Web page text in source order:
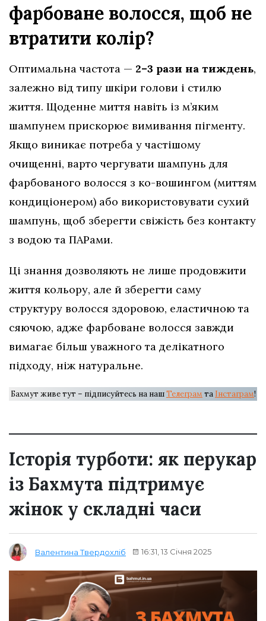
фарбоване волосся, щоб не
втратити колір?
Оптимальна частота — 2–3 рази на тиждень,
залежно від типу шкіри голови і стилю
життя. Щоденне миття навіть із м’яким
шампунем прискорює вимивання пігменту.
Якщо виникає потреба у частішому
очищенні, варто чергувати шампунь для
фарбованого волосся з ко-вошингом (миттям
кондиціонером) або використовувати сухий
шампунь, щоб зберегти свіжість без контакту
з водою та ПАРами.
Ці знання дозволяють не лише продовжити
життя кольору, але й зберегти саму
структуру волосся здоровою, еластичною та
сяючою, адже фарбоване волосся завжди
вимагає більш уважного та делікатного
підходу, ніж натуральне.
Бахмут живе тут – підписуйтесь на нашТелеграм та Інстаграм!
Історія турботи: як перукар
із Бахмута підтримує
жінок у складні часи
Валентина Твердохліб 16:31, 13 Січня 2025